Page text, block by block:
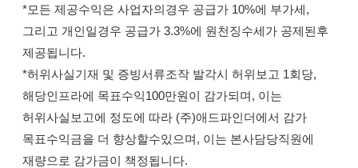
*모든 제공수익은 사업자의경우 공급가 10%에 부가세,
그리고 개인일경우 공급가 3.3%에 원천징수세가 공제된후
제공됩니다.
*허위사실기재 및 증빙서류조작 발각시 허위보고 1회당,
해당인프라에 목표수익100만원이 감가되며, 이는
허위사실보고에 정도에 따라 (주)애드파인더에서 감가
목표수익금을 더 향상할수있으며, 이는 본사담당직원에
재량으로 감가금이 책정됩니다.